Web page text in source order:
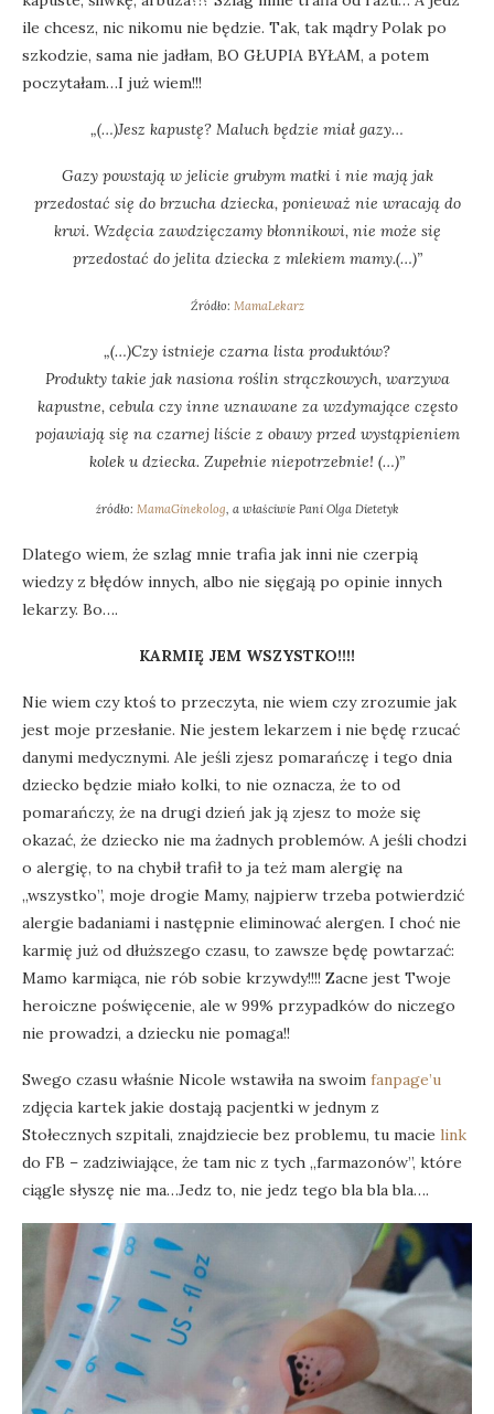
ile chcesz, nic nikomu nie będzie. Tak, tak mądry Polak po
szkodzie, sama nie jadłam, BO GŁUPIA BYŁAM, a potem
poczytałam…I już wiem!!!
„(…)Jesz kapustę? Maluch będzie miał gazy…
Gazy powstają w jelicie grubym matki i nie mają jak
przedostać się do brzucha dziecka, ponieważ nie wracają do
krwi. Wzdęcia zawdzięczamy błonnikowi, nie może się
przedostać do jelita dziecka z mlekiem mamy.(…)”
Źródło: MamaLekarz
„(…)Czy istnieje czarna lista produktów?
Produkty takie jak nasiona roślin strączkowych, warzywa
kapustne, cebula czy inne uznawane za wzdymające często
pojawiają się na czarnej liście z obawy przed wystąpieniem
kolek u dziecka. Zupełnie niepotrzebnie! (…)”
źródło: MamaGinekolog , a właściwie Pani Olga Dietetyk
Dlatego wiem, że szlag mnie trafia jak inni nie czerpią
wiedzy z błędów innych, albo nie sięgają po opinie innych
lekarzy. Bo….
KARMIĘ JEM WSZYSTKO!!!!
Nie wiem czy ktoś to przeczyta, nie wiem czy zrozumie jak
jest moje przesłanie. Nie jestem lekarzem i nie będę rzucać
danymi medycznymi. Ale jeśli zjesz pomarańczę i tego dnia
dziecko będzie miało kolki, to nie oznacza, że to od
pomarańczy, że na drugi dzień jak ją zjesz to może się
okazać, że dziecko nie ma żadnych problemów. A jeśli chodzi
o alergię, to na chybił trafił to ja też mam alergię na
„wszystko”, moje drogie Mamy, najpierw trzeba potwierdzić
alergie badaniami i następnie eliminować alergen. I choć nie
karmię już od dłuższego czasu, to zawsze będę powtarzać:
Mamo karmiąca, nie rób sobie krzywdy!!!! Zacne jest Twoje
heroiczne poświęcenie, ale w 99% przypadków do niczego
nie prowadzi, a dziecku nie pomaga!!
Swego czasu właśnie Nicole wstawiła na swoim fanpage’u
zdjęcia kartek jakie dostają pacjentki w jednym z
Stołecznych szpitali, znajdziecie bez problemu, tu macie link
do FB – zadziwiające, że tam nic z tych „farmazonów”, które
ciągle słyszę nie ma…Jedz to, nie jedz tego bla bla bla….